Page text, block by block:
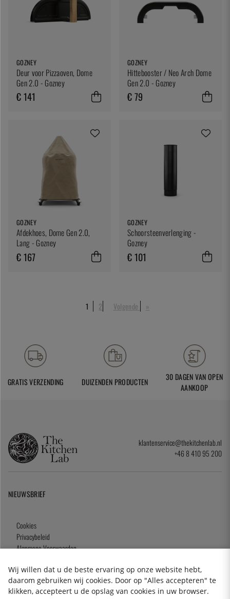
GOZNEY
Deur voor Pizzaoven, Dome
Gen 2.0 - Gozney
€ 141
GOZNEY
Hittebooster / Neo Arch Dome
Gen 2.0 - Gozney
€ 79
GOZNEY
Afdekhoes, Dome Gen 2.0,
Lang - Gozney
€ 167
GOZNEY
Schoorsteenverlenging -
Gozney
€ 101
1 2 Volgende »
GRATIS VERZENDING DUIZENDEN PRODUCTEN
30 DAGEN VAN OPEN
AANKOOP
klantenservice@thekitchenlab.nl
+46 8 410 95 200
NIEUWSBRIEF
Cookies
Privacybeleid
Algemene Voorwaarden
Wij willen dat u de beste ervaring op onze website hebt,
daarom gebruiken wij cookies. Door op "Alles accepteren" te
klikken, accepteert u de opslag van cookies in uw browser.